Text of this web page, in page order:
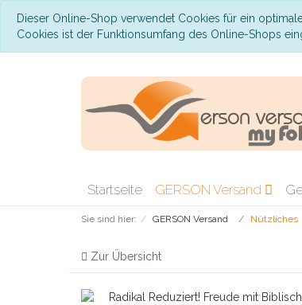
Dieser Online-Shop verwendet Cookies für ein
Cookies ist der Funktionsumfang des Online-Shops
Startseite GERSON Versand
Sie sind hier: GERSON Versand Nützliches
Zur Übersicht